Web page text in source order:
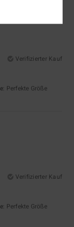
Verifizierter Kauf
: Perfekte Größe
Verifizierter Kauf
: Perfekte Größe